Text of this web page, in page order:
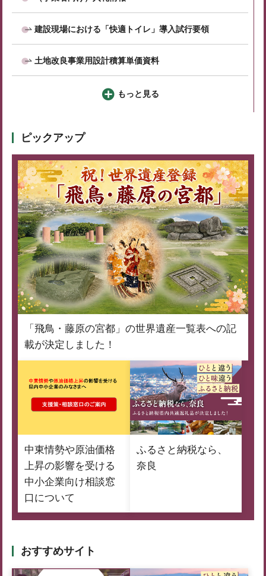
建設現場における「快適トイレ」導入試行要領
土地改良事業用設計積算単価資料
もっと見る
ピックアップ
「飛鳥・藤原の宮都」の世界遺産一覧表への記
載が決定しました！
中東情勢や原油価格
上昇の影響を受ける
中小企業向け相談窓
口について
ふるさと納税なら、
奈良
おすすめサイト